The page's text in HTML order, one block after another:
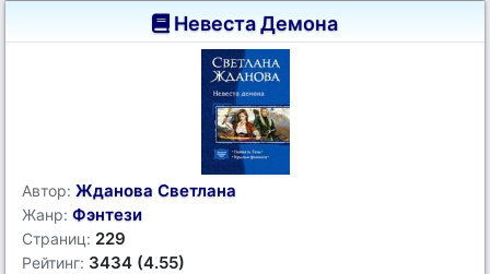
Невеста Демона
Автор: Жданова Светлана
Жанр: Фэнтези
Страниц: 229
Рейтинг: 3434 (4.55)